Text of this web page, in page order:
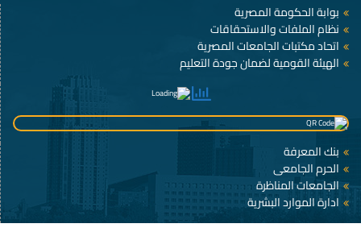
بوابة الحكومة المصرية
نظام الملفات والاستحقاقات
اتحاد مكتبات الجامعات المصرية
الهيئة القومية لضمان جودة التعليم
بنك المعرفة
الحرم الجامعى
الجامعات المناظرة
ادارة الموارد البشرية